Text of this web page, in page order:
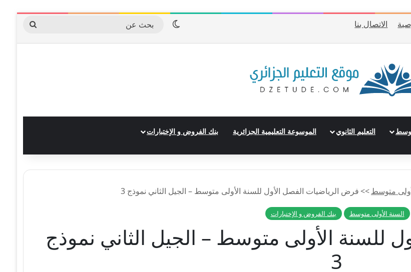
الاتصال بنا الوضع المظلم
بحث
عن
التعليم الثانوي الموسوعة التعليمية الجزائرية بنك الفروض و الإختبارات
متوسط>>فرض الرياضيات الفصل الأول للسنة الأولى متوسط – الجيل الثاني نموذج 3
السنة الأولى متوسط بنك الفروض و الإختبارات
للسنة الأولى متوسط – الجيل الثاني نموذج
3